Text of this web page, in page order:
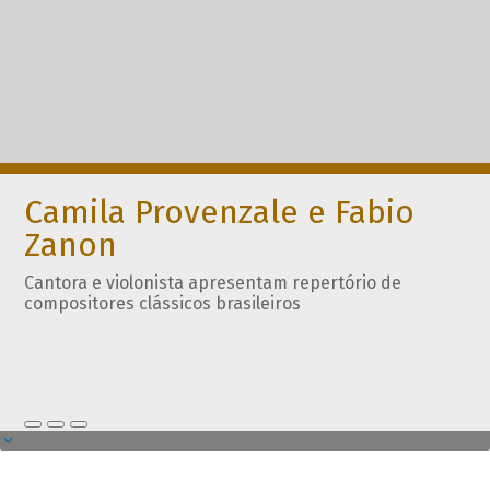
Camila Provenzale e Fabio
Zanon
Cantora e violonista apresentam repertório de
compositores clássicos brasileiros